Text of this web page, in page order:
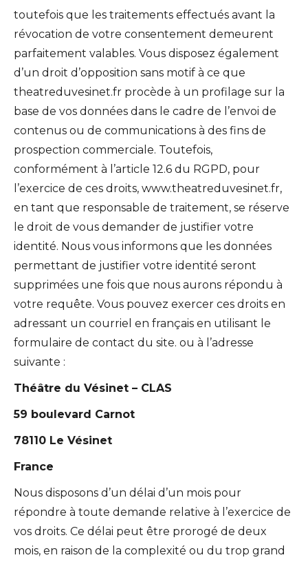
toutefois que les traitements effectués avant la
révocation de votre consentement demeurent
parfaitement valables. Vous disposez également
d’un droit d’opposition sans motif à ce que
theatreduvesinet.fr procède à un profilage sur la
base de vos données dans le cadre de l’envoi de
contenus ou de communications à des fins de
prospection commerciale. Toutefois,
conformément à l’article 12.6 du RGPD, pour
l’exercice de ces droits, www.theatreduvesinet.fr,
en tant que responsable de traitement, se réserve
le droit de vous demander de justifier votre
identité. Nous vous informons que les données
permettant de justifier votre identité seront
supprimées une fois que nous aurons répondu à
votre requête. Vous pouvez exercer ces droits en
adressant un courriel en français en utilisant le
formulaire de contact du site. ou à l’adresse
suivante :
Théâtre du Vésinet – CLAS
59 boulevard Carnot
78110 Le Vésinet
France
Nous disposons d’un délai d’un mois pour
répondre à toute demande relative à l’exercice de
vos droits. Ce délai peut être prorogé de deux
mois, en raison de la complexité ou du trop grand